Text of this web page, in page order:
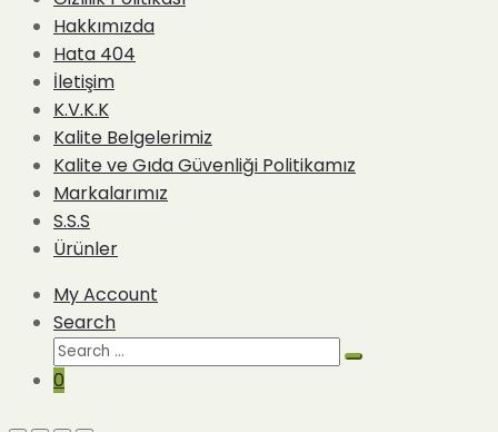
Hakkımızda
Hata 404
İletişim
K.V.K.K
Kalite Belgelerimiz
Kalite ve Gıda Güvenliği Politikamız
Markalarımız
S.S.S
Ürünler
My Account
Search
Search
for:
Search
0